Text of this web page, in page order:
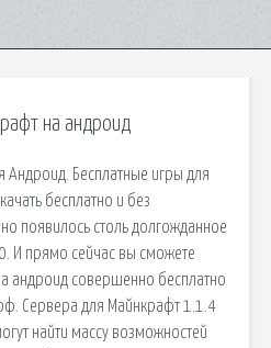
на андроид
Андроид. Бесплатные игры для
бесплатно и без
появилось столь долгожданное
И прямо сейчас вы сможете
андроид совершенно бесплатно
Сервера для Майнкрафт 1.1.4
найти массу возможностей